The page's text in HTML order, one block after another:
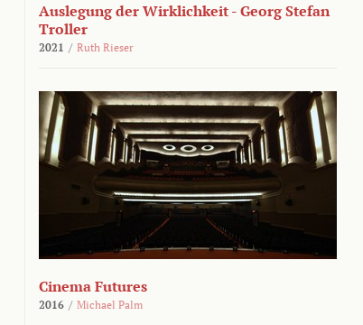
Auslegung der Wirklichkeit - Georg Stefan
Troller
2021 / Ruth Rieser
Cinema Futures
2016 / Michael Palm